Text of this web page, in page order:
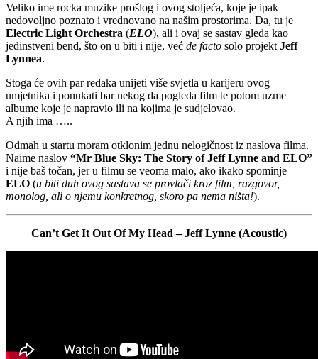
Veliko ime rocka muzike prošlog i ovog stoljeća, koje je ipak
nedovoljno poznato i vrednovano na našim prostorima. Da, tu je
Electric Light Orchestra (ELO), ali i ovaj se sastav gleda kao
jedinstveni bend, što on u biti i nije, već de facto solo projekt Jeff
Lynnea.
Stoga će ovih par redaka unijeti više svjetla u karijeru ovog
umjetnika i ponukati bar nekog da pogleda film te potom uzme
albume koje je napravio ili na kojima je sudjelovao.
A njih ima …..
Odmah u startu moram otklonim jednu nelogičnost iz naslova filma.
Naime naslov “Mr Blue Sky: The Story of Jeff Lynne and ELO”
i nije baš točan, jer u filmu se veoma malo, ako ikako spominje
ELO (u biti duh ovog sastava se provlači kroz film, razgovor,
monolog, ali o njemu konkretnog, skoro pa nema ništa!).
Can’t Get It Out Of My Head – Jeff Lynne (Acoustic)